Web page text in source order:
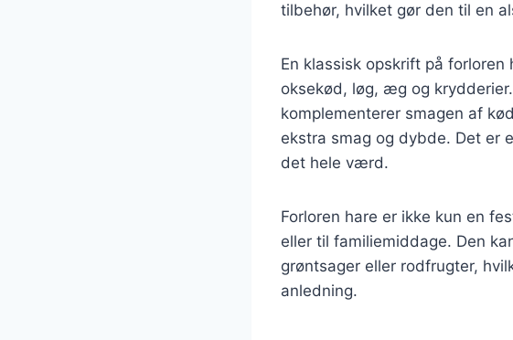
tilbehør, hvilket gør den til en
En klassisk opskrift på
oksekød, løg, æg og
komplementerer smagen af
ekstra smag og dybde. Det er
det hele værd.
Forloren hare er ikke kun en
eller til familiemiddage. Den
grøntsager eller rodfrugter,
anledning.